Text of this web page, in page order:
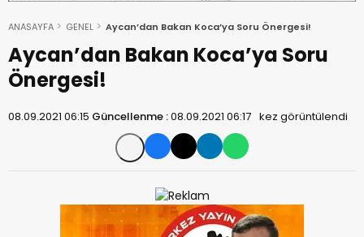
ANASAYFA GENEL Aycan’dan Bakan Koca’ya Soru Önergesi!
Aycan’dan Bakan Koca’ya Soru
Önergesi!
08.09.2021 06:15 Güncellenme :08.09.2021 06:17 kez görüntülendi